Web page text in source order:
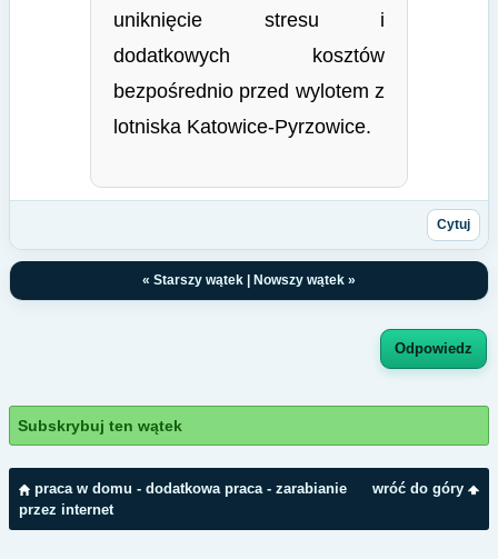
uniknięcie stresu i
dodatkowych kosztów
bezpośrednio przed wylotem z
lotniska Katowice-Pyrzowice.
Cytuj
« Starszy wątek Nowszy wątek »
Odpowiedz
Subskrybuj ten wątek
wróć do góry
praca w domu - dodatkowa praca - zarabianie
przez internet